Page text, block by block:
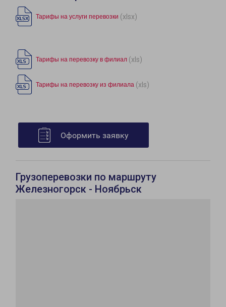
Тарифы на услуги перевозки (xlsx)
Тарифы на перевозку в филиал (xls)
Тарифы на перевозку из филиала (xls)
Оформить заявку
Грузоперевозки по маршруту
Железногорск - Ноябрьск